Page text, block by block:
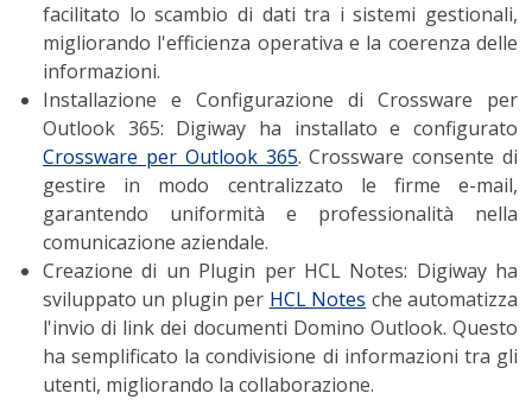
facilitato lo scambio di dati tra i sistemi gestionali,
migliorando l'efficienza operativa e la coerenza delle
informazioni.
Installazione e Configurazione di Crossware per
Outlook 365: Digiway ha installato e configurato
Crossware per Outlook 365. Crossware consente di
gestire in modo centralizzato le firme e-mail,
garantendo uniformità e professionalità nella
comunicazione aziendale.
Creazione di un Plugin per HCL Notes: Digiway ha
sviluppato un plugin per HCL Notes che automatizza
l'invio di link dei documenti Domino Outlook. Questo
ha semplificato la condivisione di informazioni tra gli
utenti, migliorando la collaborazione.